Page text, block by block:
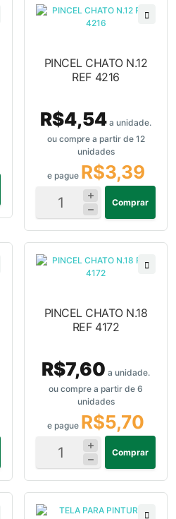
PINCEL CHATO N.12
REF 4216
R$4,54 a unidade.
ou compre a partir de 12
unidades
e pague R$3,39
Comprar
PINCEL CHATO N.18
REF 4172
R$7,60 a unidade.
ou compre a partir de 6
unidades
e pague R$5,70
Comprar